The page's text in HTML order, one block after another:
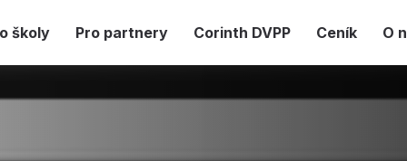
školy Pro partnery Corinth DVPP Ceník O